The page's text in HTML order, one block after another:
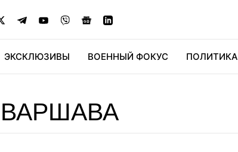
ЭКСКЛЮЗИВЫ ВОЕННЫЙ ФОКУС ПОЛИТИКА